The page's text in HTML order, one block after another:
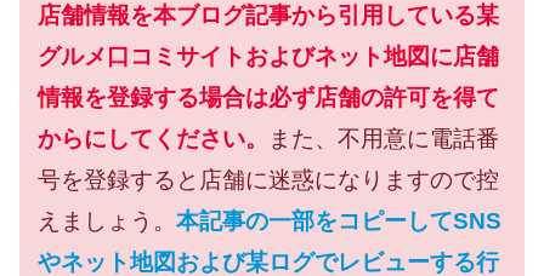
店舗情報を本ブログ記事から引用している某
グルメ口コミサイトおよびネット地図に店舗
情報を登録する場合は必ず店舗の許可を得て
からにしてください。
また、不用意に電話番
号を登録すると店舗に迷惑になりますので控
えましょう。 本記事の一部をコピーしてSNS
やネット地図および某ログでレビューする行